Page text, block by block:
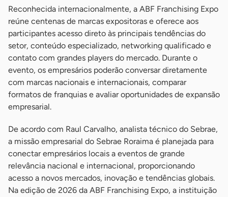
Reconhecida internacionalmente, a ABF Franchising Expo
reúne centenas de marcas expositoras e oferece aos
participantes acesso direto às principais tendências do
setor, conteúdo especializado, networking qualificado e
contato com grandes players do mercado. Durante o
evento, os empresários poderão conversar diretamente
com marcas nacionais e internacionais, comparar
formatos de franquias e avaliar oportunidades de expansão
empresarial.
De acordo com Raul Carvalho, analista técnico do Sebrae,
a missão empresarial do Sebrae Roraima é planejada para
conectar empresários locais a eventos de grande
relevância nacional e internacional, proporcionando
acesso a novos mercados, inovação e tendências globais.
Na edição de 2026 da ABF Franchising Expo, a instituição